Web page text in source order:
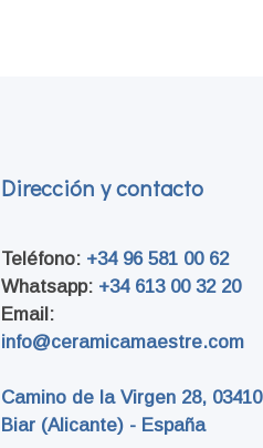
Dirección y contacto
Teléfono: +34 96 581 00 62
Whatsapp: +34 613 00 32 20
Email:
info@ceramicamaestre.com
Camino de la Virgen 28, 03410
Biar (Alicante) - España